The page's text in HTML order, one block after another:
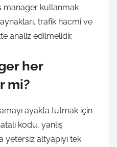
manager kullanmak
trafik hacmi ve
analiz edilmelidir.
her
mi?
ayakta tutmak için
kodu, yanlış
yetersiz altyapıyı tek